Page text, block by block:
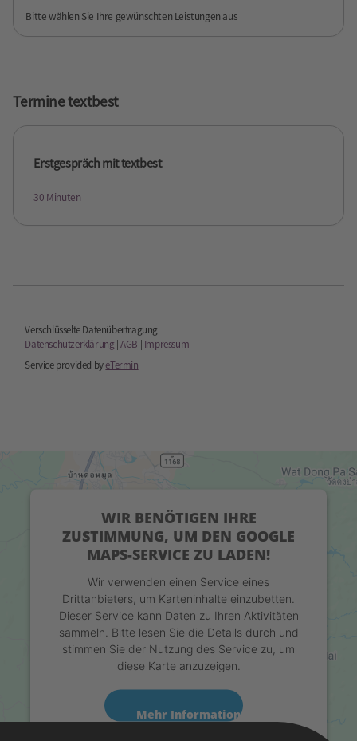
WIR BENÖTIGEN IHRE
ZUSTIMMUNG, UM DEN GOOGLE
MAPS-SERVICE ZU LADEN!
Wir verwenden einen Service eines
Drittanbieters, um Karteninhalte einzubetten.
Dieser Service kann Daten zu Ihren Aktivitäten
sammeln. Bitte lesen Sie die Details durch und
stimmen Sie der Nutzung des Service zu, um
diese Karte anzuzeigen.
Mehr Informationen